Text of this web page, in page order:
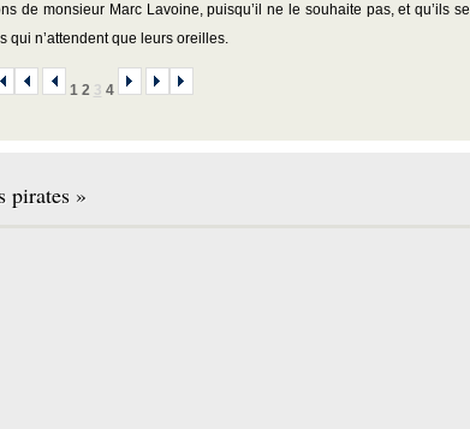
de monsieur Marc Lavoine, puisqu’il ne le souhaite pas, et qu’ils se
qui n’attendent que leurs oreilles.
1 2 3 4
pirates »